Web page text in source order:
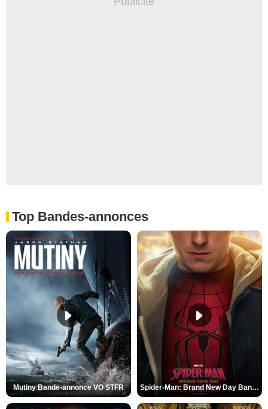
Top Bandes-annonces
Mutiny Bande-annonce VO STFR Spider-Man: Brand New Day Bande-annonce VO STFR